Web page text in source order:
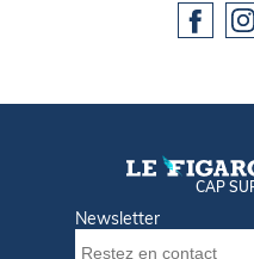
CAP
Newsletter